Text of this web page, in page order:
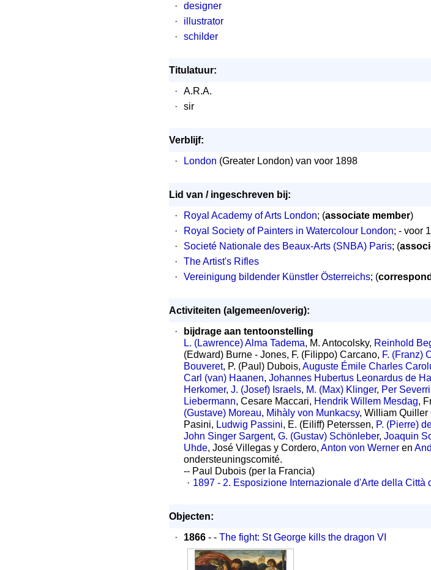
·
designer
·
illustrator
·
schilder
Titulatuur:
·
A.R.A.
·
sir
Verblijf:
·
London (Greater London) van voor 1898
Lid van / ingeschreven bij:
·
Royal Academy of Arts London; (associate member)
·
Royal Society of Painters in Watercolour London; - voor
·
Societé Nationale des Beaux-Arts (SNBA) Paris; (
·
The Artist's Rifles
·
Vereinigung bildender Künstler Österreichs; (
Activiteiten (algemeen/overig):
·
bijdrage aan tentoonstelling
L. (Lawrence) Alma Tadema, M. Antocolsky, Reinhold
(Edward) Burne - Jones, F. (Filippo) Carcano, F. (Franz)
Bouveret, P. (Paul) Dubois, Auguste Émile Charles
Carl (van) Haanen, Johannes Hubertus Leonardus de
Herkomer, J. (Josef) Israels, M. (Max) Klinger, Per
Liebermann, Cesare Maccari, Hendrik Willem Mesdag,
(Gustave) Moreau, Mihàly von Munkacsy, William Quiller
Pasini, Ludwig Passini, E. (Eiliff) Peterssen, P. (Pierre)
John Singer Sargent, G. (Gustav) Schönleber, Joaquin
Uhde, José Villegas y Cordero, Anton von Werner en
ondersteuningscomité.
-- Paul Dubois (per la Francia)
· 1897 - 2. Esposizione Internazionale d'Arte della Città
Objecten:
·
1866 - - The fight: St George kills the dragon VI